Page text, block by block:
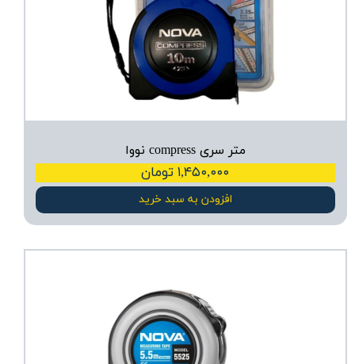
متر سری compress نووا
۱,۴۵۰,۰۰۰ تومان
افزودن به سبد خرید